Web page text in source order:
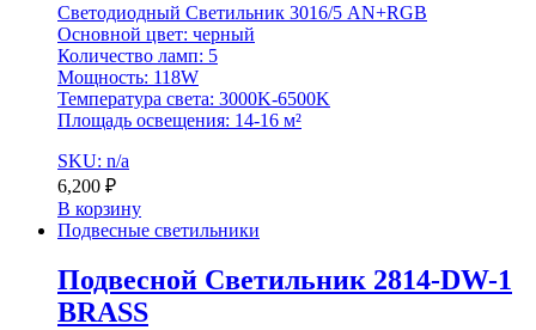
Светодиодный Светильник 3016/5 AN+RGB
Основной цвет: черный
Количество ламп: 5
Мощность: 118W
Температура света: 3000K-6500K
Площадь освещения: 14-16 м²
SKU: n/a
6,200 ₽
В корзину
Подвесные светильники
Подвесной Светильник 2814-DW-1
BRASS